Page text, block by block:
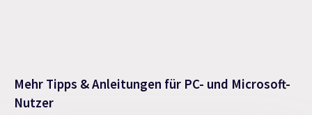
Mehr Tipps & Anleitungen für PC- und Microsoft-
Nutzer